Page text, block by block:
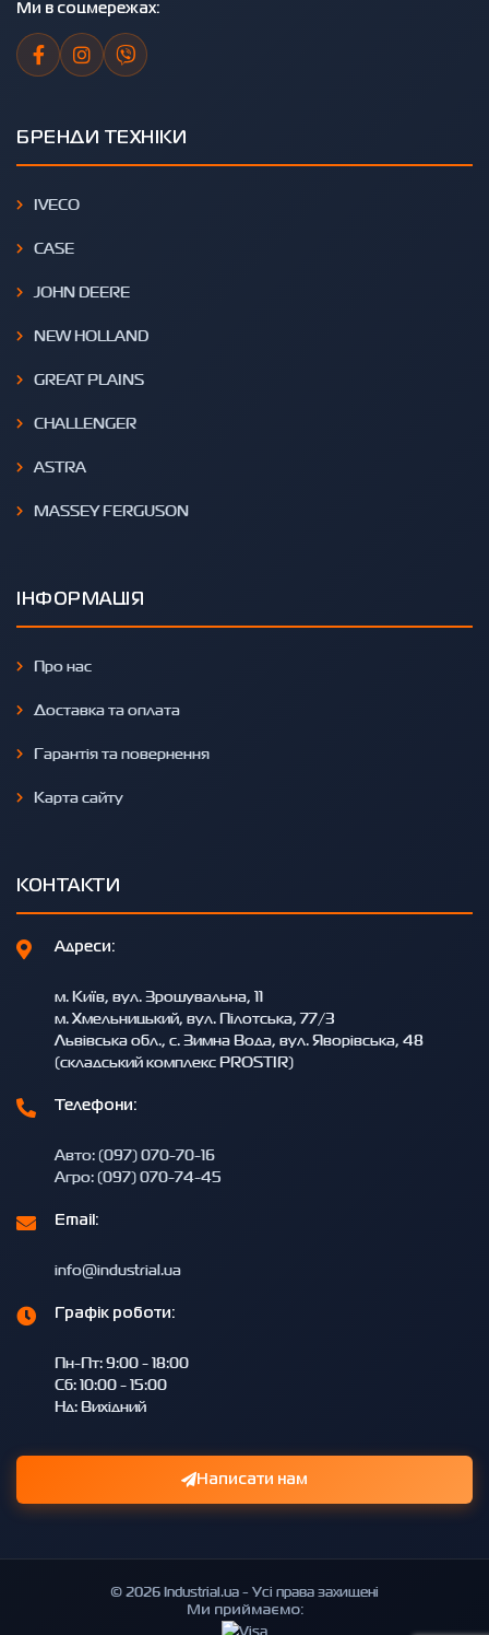
Ми в соцмережах:
БРЕНДИ ТЕХНІКИ
IVECO
CASE
JOHN DEERE
NEW HOLLAND
GREAT PLAINS
CHALLENGER
ASTRA
MASSEY FERGUSON
ІНФОРМАЦІЯ
Про нас
Доставка та оплата
Гарантія та повернення
Карта сайту
КОНТАКТИ
Адреси:
м. Київ, вул. Зрошувальна, 11
м. Хмельницький, вул. Пілотська, 77/3
Львівська обл., с. Зимна Вода, вул. Яворівська, 48
(складський комплекс PROSTIR)
Телефони:
Авто: (097) 070-70-16
Агро: (097) 070-74-45
Email:
info@industrial.ua
Графік роботи:
Пн-Пт: 9:00 - 18:00
Сб: 10:00 - 15:00
Нд: Вихідний
Написати нам
© 2026 Industrial.ua - Усі права захищені
Ми приймаємо: